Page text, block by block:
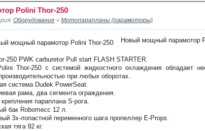
Polini Thor-250
Оборудование » Мотопарапланы (парамоторы)
Новый мощный парамотор
250 PWK carburetor Pull start FLASH STARTER.
Thor-250 с системой жидкостного охлаждения обладает
при любых оборотах.
система Dudek PowerSeat.
рама, два сегмента ограждения.
параплана S-рога.
бак Robomecc 12 л.
3х-лопастной переменного шага пропеллер E-Props.
тяга 92 кг.